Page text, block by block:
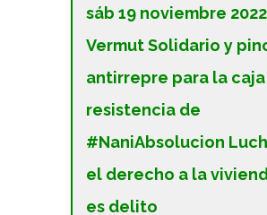
sáb 19 noviembre 2022
Vermut Solidario y
antirrepre para la
resistencia de
#NaniAbsolucion
el derecho a la
es delito